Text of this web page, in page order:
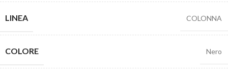
LINEA COLONNA
COLORE Nero